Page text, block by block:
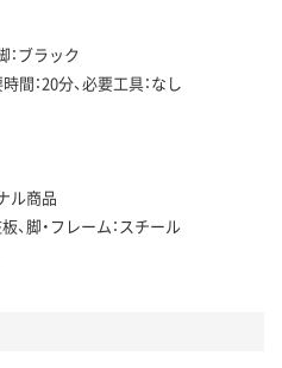
：ブラック
間：20分、必要工具：なし
ル商品
、脚・フレーム：スチール